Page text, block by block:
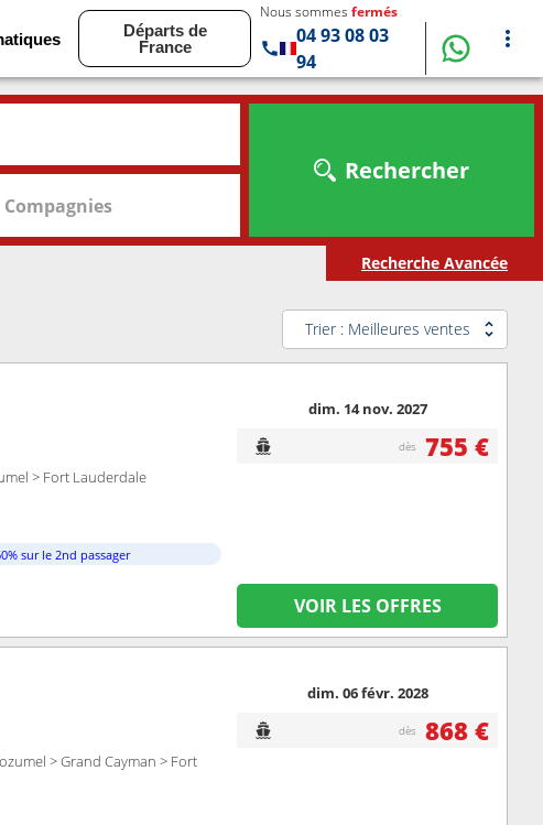
Départs de
France
Nous sommes fermés
04 93 08 03
94
Compagnies
Rechercher
Recherche Avancée
Trier : Meilleures ventes
> Fort Lauderdale
sur le 2nd passager
dim. 14 nov. 2027
dès 755 €
VOIR LES OFFRES
> Grand Cayman > Fort
dim. 06 févr. 2028
dès 868 €